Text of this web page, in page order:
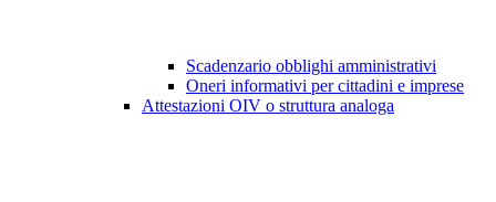
Scadenzario obblighi amministrativi
Oneri informativi per cittadini e imprese
Attestazioni OIV o struttura analoga